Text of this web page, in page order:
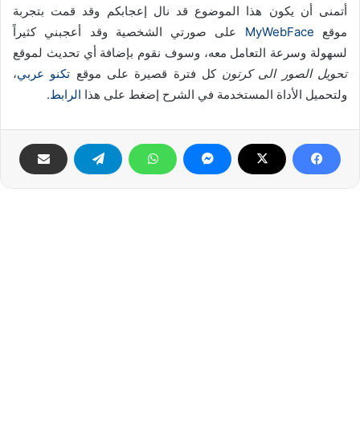
أتمنى أن يكون هذا الموضوع قد نال إعجابكم وقد قمت بتجربة
موقع MyWebFace على صورتي الشخصية وقد أعجبني كثيراً
لسهولة وسرعة التعامل معه، وسوف نقوم بإضافة أي تحديث لموقع
تحويل الصور الى كرتون كل فترة قصيرة على موقع تكنو عربي،
ولتحميل الأداة المستخدمة في الشرح إضغط على هذا الرابط.